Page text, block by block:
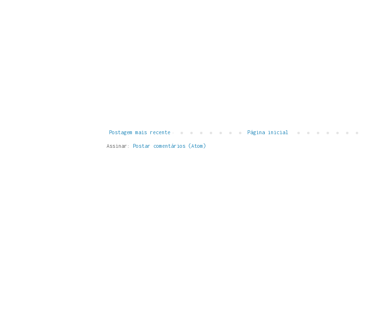
Postagem mais recente Página inicial
Assinar: Postar comentários (Atom)